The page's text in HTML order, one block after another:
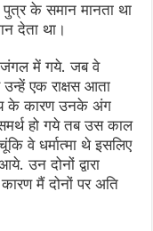
के समान मानता था
देता था।
जंगल में गये. जब वे
एक राक्षस आता
के कारण उनके अंग
हो गये तब उस काल
वे धर्मात्मा थे इसलिए
उन दोनों द्वारा
मैं दोनों पर अति